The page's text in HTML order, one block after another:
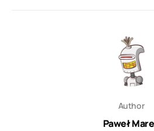
Author
Paweł